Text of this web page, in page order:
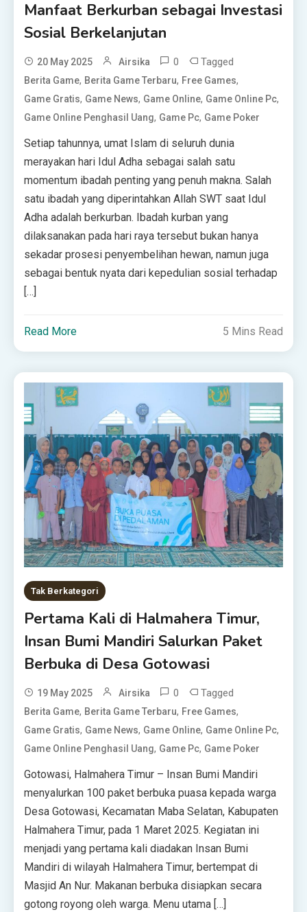
Manfaat Berkurban sebagai Investasi
Sosial Berkelanjutan
20 May 2025 Airsika 0 Tagged
Berita Game, Berita Game Terbaru, Free Games,
Game Gratis, Game News, Game Online, Game Online Pc,
Game Online Penghasil Uang, Game Pc, Game Poker
Setiap tahunnya, umat Islam di seluruh dunia
merayakan hari Idul Adha sebagai salah satu
momentum ibadah penting yang penuh makna. Salah
satu ibadah yang diperintahkan Allah SWT saat Idul
Adha adalah berkurban. Ibadah kurban yang
dilaksanakan pada hari raya tersebut bukan hanya
sekadar prosesi penyembelihan hewan, namun juga
sebagai bentuk nyata dari kepedulian sosial terhadap
[…]
Read More 5 Mins Read
Tak Berkategori
Pertama Kali di Halmahera Timur,
Insan Bumi Mandiri Salurkan Paket
Berbuka di Desa Gotowasi
19 May 2025 Airsika 0 Tagged
Berita Game, Berita Game Terbaru, Free Games,
Game Gratis, Game News, Game Online, Game Online Pc,
Game Online Penghasil Uang, Game Pc, Game Poker
Gotowasi, Halmahera Timur – Insan Bumi Mandiri
menyalurkan 100 paket berbuka puasa kepada warga
Desa Gotowasi, Kecamatan Maba Selatan, Kabupaten
Halmahera Timur, pada 1 Maret 2025. Kegiatan ini
menjadi yang pertama kali diadakan Insan Bumi
Mandiri di wilayah Halmahera Timur, bertempat di
Masjid An Nur. Makanan berbuka disiapkan secara
gotong royong oleh warga. Menu utama […]